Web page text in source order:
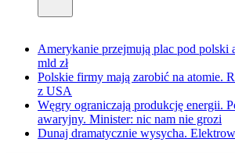
Amerykanie przejmują plac pod polski
mld zł
Polskie firmy mają zarobić na atomie.
z USA
Węgry ograniczają produkcję energii.
awaryjny. Minister: nic nam nie grozi
Dunaj dramatycznie wysycha.